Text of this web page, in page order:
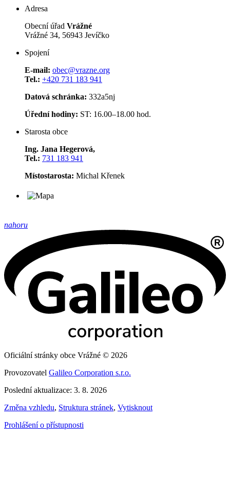
Adresa
Obecní úřad Vrážné
Vrážné 34, 56943 Jevíčko
Spojení
E-mail: obec@vrazne.org
Tel.: +420 731 183 941
Datová schránka: 332a5nj
Úřední hodiny: ST: 16.00–18.00 hod.
Starosta obce
Ing. Jana Hegerová,
Tel.: 731 183 941
Místostarosta: Michal Křenek
nahoru
Oficiální stránky obce Vrážné © 2026
Provozovatel Galileo Corporation s.r.o.
Poslední aktualizace: 3. 8. 2026
Změna vzhledu, Struktura stránek, Vytisknout
Prohlášení o přístupnosti